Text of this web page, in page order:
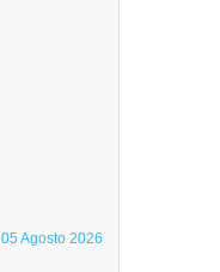
05 Agosto 2026